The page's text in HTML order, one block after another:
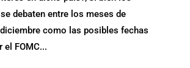
debaten entre los meses de
como las posibles fechas
FOMC...